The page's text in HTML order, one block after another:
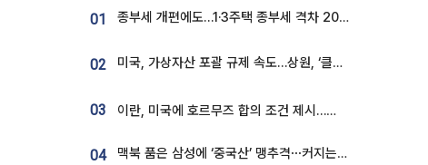
01 종부세 개편에도…1·3주택 종부세 격차 2028년부터 확대
02 미국, 가상자산 포괄 규제 속도…상원, ‘클래리티법’ 9월 절차투표 추진
03 이란, 미국에 호르무즈 합의 조건 제시…美 “경기 아직 안 끝나” [종합]
04 맥북 품은 삼성에 ‘중국산’ 맹추격⋯커지는 노트북 OLED 시장